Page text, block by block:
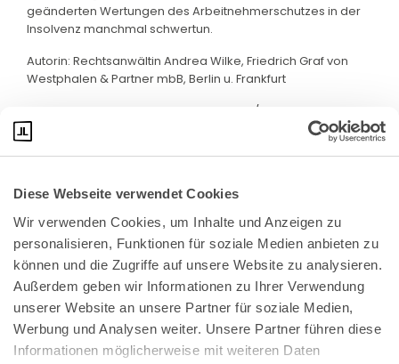
Diese Webseite verwendet Cookies
Wir verwenden Cookies, um Inhalte und Anzeigen zu
personalisieren, Funktionen für soziale Medien anbieten zu
können und die Zugriffe auf unsere Website zu analysieren.
Außerdem geben wir Informationen zu Ihrer Verwendung
unserer Website an unsere Partner für soziale Medien,
Werbung und Analysen weiter. Unsere Partner führen diese
Informationen möglicherweise mit weiteren Daten
geänderten Wertungen des Arbeitnehmerschutzes in der
Insolvenz manchmal schwertun.
Autorin: Rechtsanwältin Andrea Wilke, Friedrich Graf von
Westphalen & Partner mbB, Berlin u. Frankfurt
Quelle: Pressemitteilung des BAG Nr. 32/23 v. 17.8.2023
Bundeskanzlerplatz 2
53113 Bonn